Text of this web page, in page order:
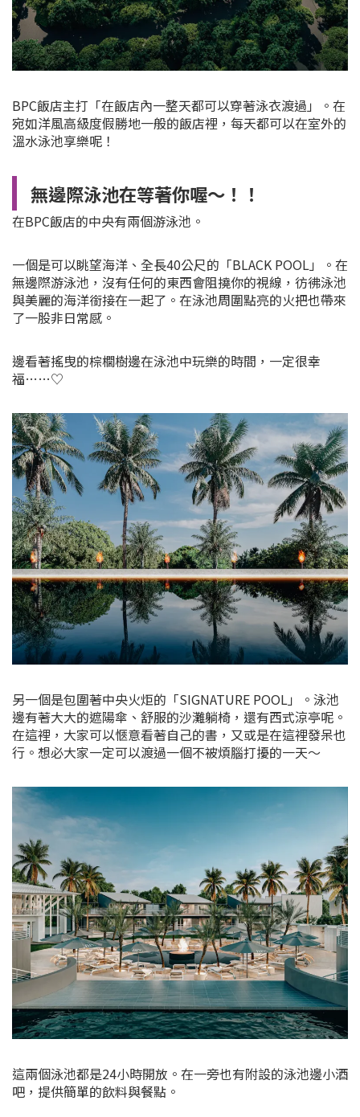
BPC飯店主打「在飯店內一整天都可以穿著泳衣渡過」。在
宛如洋風高級度假勝地一般的飯店裡，每天都可以在室外的
溫水泳池享樂呢！
無邊際泳池在等著你喔～！！
在BPC飯店的中央有兩個游泳池。
一個是可以眺望海洋、全長40公尺的「BLACK POOL」。在
無邊際游泳池，沒有任何的東西會阻撓你的視線，彷彿泳池
與美麗的海洋銜接在一起了。在泳池周圍點亮的火把也帶來
了一股非日常感。
邊看著搖曳的棕櫚樹邊在泳池中玩樂的時間，一定很幸
福……♡
另一個是包圍著中央火炬的「SIGNATURE POOL」。泳池
邊有著大大的遮陽傘、舒服的沙灘躺椅，還有西式涼亭呢。
在這裡，大家可以愜意看著自己的書，又或是在這裡發呆也
行。想必大家一定可以渡過一個不被煩腦打擾的一天～
這兩個泳池都是24小時開放。在一旁也有附設的泳池邊小酒
吧，提供簡單的飲料與餐點。